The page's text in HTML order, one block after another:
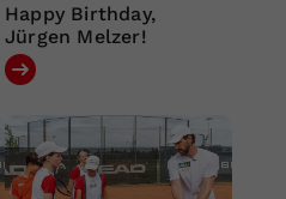
Happy Birthday,
Jürgen Melzer!